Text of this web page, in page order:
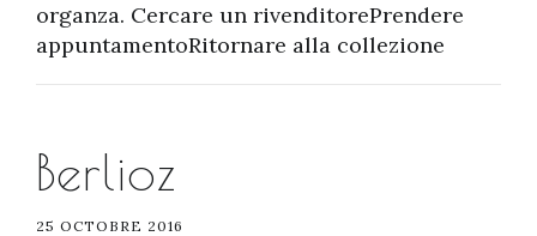
organza. Cercare un rivenditorePrendere
appuntamentoRitornare alla collezione
Berlioz
25 OCTOBRE 2016